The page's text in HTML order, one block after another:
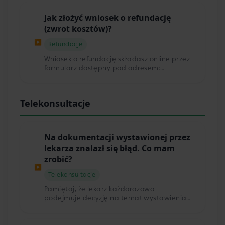
problem z pobraniem/wygenerowaniem
skierowania? Znajdziesz je zawsze w chacie
„Dokumenty". Jeżeli nie możesz się
zalogować, zresetuj hasło lub użyj opcji
logowania bez hasła. W przypadku gdy
logowania.
▶
Jak złożyć wniosek o refundację
(zwrot kosztów)?
Refundacje
Wniosek o refundację składasz online przez
formularz dostępny pod adresem:
Telekonsultacje
▶
Na dokumentacji wystawionej przez
lekarza znalazł się błąd. Co mam
zrobić?
Telekonsultacje
Pamiętaj, że lekarz każdorazowo
podejmuje decyzję na temat wystawienia